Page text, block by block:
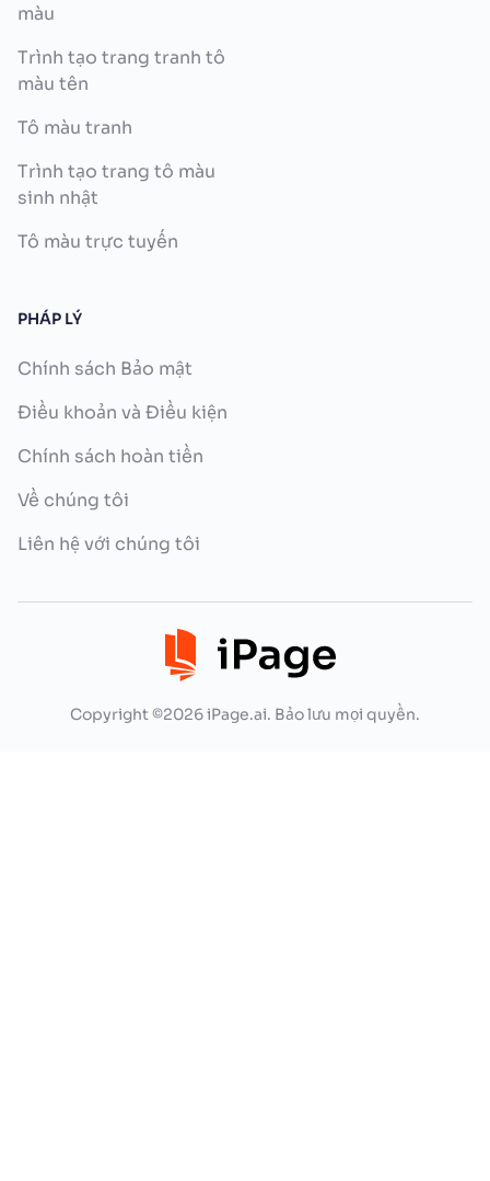
màu
Trình tạo trang tranh tô
màu tên
Tô màu tranh
Trình tạo trang tô màu
sinh nhật
Tô màu trực tuyến
PHÁP LÝ
Chính sách Bảo mật
Điều khoản và Điều kiện
Chính sách hoàn tiền
Về chúng tôi
Liên hệ với chúng tôi
Copyright ©2026 iPage.ai. Bảo lưu mọi quyền.